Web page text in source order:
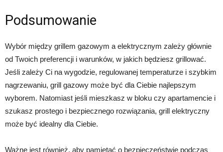
Podsumowanie
Wybór między grillem gazowym a elektrycznym zależy głównie
od Twoich preferencji i warunków, w jakich będziesz grillować.
Jeśli zależy Ci na wygodzie, regulowanej temperaturze i szybkim
nagrzewaniu, grill gazowy może być dla Ciebie najlepszym
wyborem. Natomiast jeśli mieszkasz w bloku czy apartamencie i
szukasz prostego i bezpiecznego rozwiązania, grill elektryczny
może być idealny dla Ciebie.
Ważne jest również, aby pamiętać o bezpieczeństwie podczas